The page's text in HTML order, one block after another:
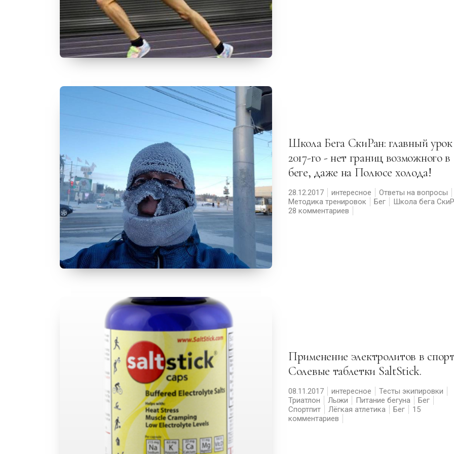
Школа Бега СкиРан: главный урок
2017-го - нет границ возможного в
беге, даже на Полюсе холода!
28.12.2017 интересное
Ответы на вопросы
Методика тренировок
Бег
Школа бега
28 комментариев
Применение электролитов в спорте.
Солевые таблетки SaltStick.
08.11.2017 интересное
Тесты экипировки
Триатлон
Лыжи Питание бегуна
Бег
Спортпит
Лёгкая атлетика Бег
15
комментариев